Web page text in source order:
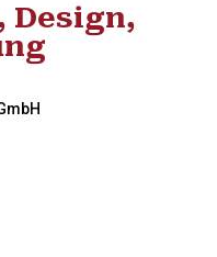
Design,